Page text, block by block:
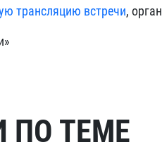
трансляцию встречи,
ПО ТЕМЕ